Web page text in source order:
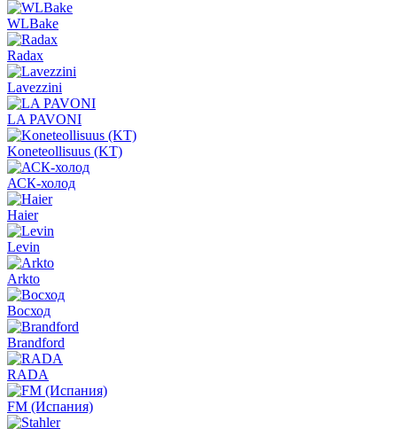
WLBake
Radax
Lavezzini
LA PAVONI
Koneteollisuus (KT)
АСК-холод
Haier
Levin
Arkto
Восход
Brandford
RADA
FM (Испания)